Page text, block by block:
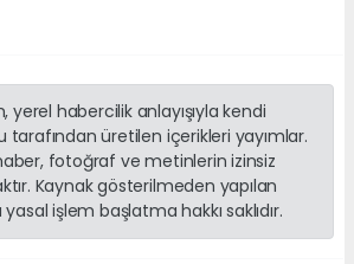
yerel habercilik anlayışıyla kendi
tarafından üretilen içerikleri yayımlar.
fotoğraf ve metinlerin izinsiz
Kaynak gösterilmeden yapılan
yasal işlem başlatma hakkı saklıdır.